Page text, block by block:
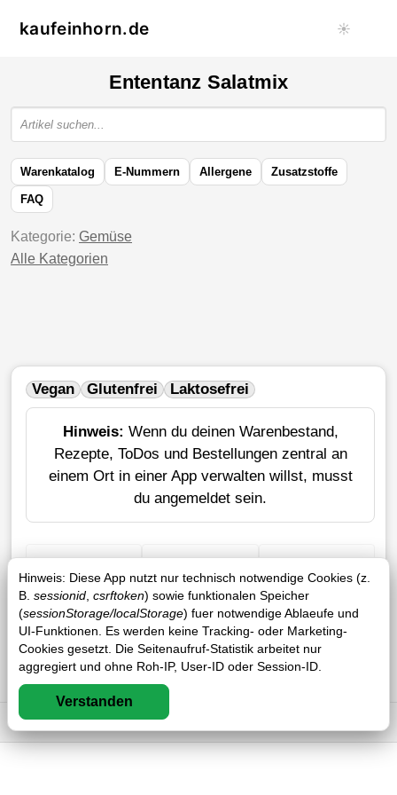
kaufeinhorn.de ☀️
Hinweis: Diese App nutzt nur technisch notwendige Cookies (z.
B. sessionid csrftoken) sowie funktionalen Speicher
(sessionStorage/localStorage) fuer notwendige Ablaeufe und
UI-Funktionen. Es werden keine Tracking- oder Marketing-
Cookies gesetzt. Die Seitenaufruf-Statistik arbeitet nur
aggregiert und ohne Roh-IP, User-ID oder Session-ID.
Verstanden
Ententanz Salatmix
Warenkatalog E-Nummern Allergene Zusatzstoffe
FAQ
Kategorie: Gemüse
Alle Kategorien
Vegan Glutenfrei Laktosefrei
Hinweis: Wenn du deinen Warenbestand,
Rezepte, ToDos und Bestellungen zentral an
einem Ort in einer App verwalten willst, musst
du angemeldet sein.
+ Einkauf Verlustrechner Sticker erstellen
Impressum